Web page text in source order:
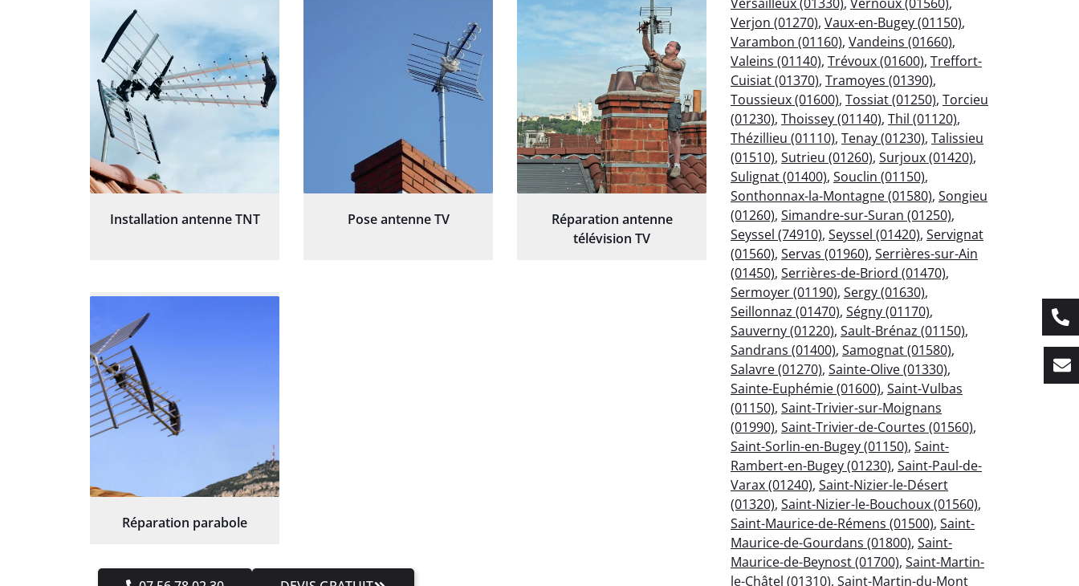
Installation antenne TNT Pose antenne TV
Réparation antenne
télévision TV
Réparation parabole
Verjon (01270), Vaux-en-Bugey (01150),
Varambon (01160), Vandeins (01660),
Valeins (01140), Trévoux (01600), Treffort-
Cuisiat (01370), Tramoyes (01390),
Toussieux (01600), Tossiat (01250), Torcieu
(01230), Thoissey (01140), Thil (01120),
Thézillieu (01110), Tenay (01230), Talissieu
(01510), Sutrieu (01260), Surjoux (01420),
Sulignat (01400), Souclin (01150),
Sonthonnax-la-Montagne (01580), Songieu
(01260), Simandre-sur-Suran (01250),
Seyssel (74910), Seyssel (01420), Servignat
(01560), Servas (01960), Serrières-sur-Ain
(01450), Serrières-de-Briord (01470),
Sermoyer (01190), Sergy (01630),
Seillonnaz (01470), Ségny (01170),
Sauverny (01220), Sault-Brénaz (01150),
Sandrans (01400), Samognat (01580),
Salavre (01270), Sainte-Olive (01330),
Sainte-Euphémie (01600), Saint-Vulbas
(01150), Saint-Trivier-sur-Moignans
(01990), Saint-Trivier-de-Courtes (01560),
Saint-Sorlin-en-Bugey (01150), Saint-
Rambert-en-Bugey (01230), Saint-Paul-de-
Varax (01240), Saint-Nizier-le-Désert
(01320), Saint-Nizier-le-Bouchoux (01560),
Saint-Maurice-de-Rémens (01500), Saint-
Maurice-de-Gourdans (01800), Saint-
Maurice-de-Beynost (01700), Saint-Martin-
le-Châtel (01310), Saint-Martin-du-Mont